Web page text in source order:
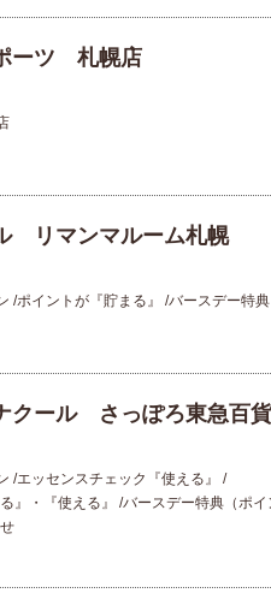
ウェブストア
ーツ 札幌店
リマンマルーム札幌
ポイントが『貯まる』 バースデー特典
クール さっぽろ東急百
エッセンスチェック『使える』
』・『使える』
バースデー特典（ポイ